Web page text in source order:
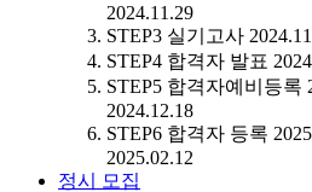
2024.11.29
STEP3 실기고사
STEP4 합격자 발표
STEP5 합격자예비등록
2024.12.18
STEP6 합격자 등록
2025.02.12
정시 모집